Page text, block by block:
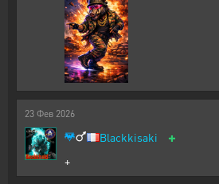
23 Фев 2026
Blackkisaki +
+